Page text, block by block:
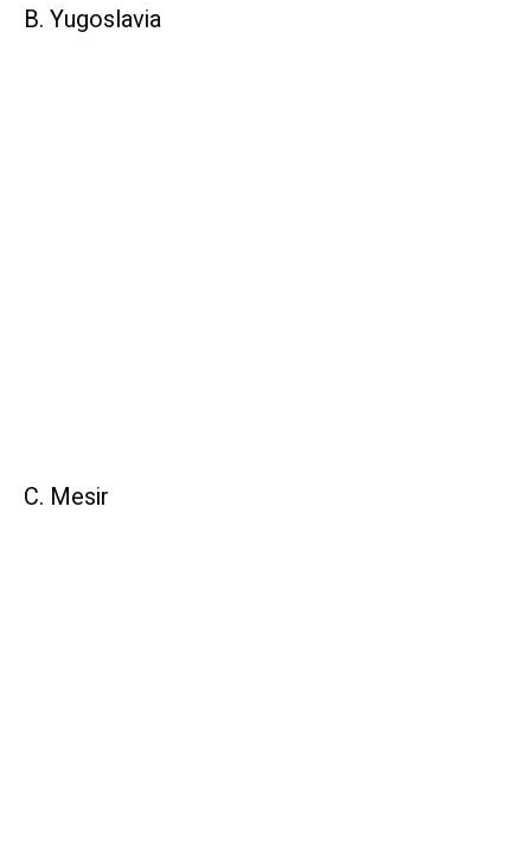
B. Yugoslavia
C. Mesir